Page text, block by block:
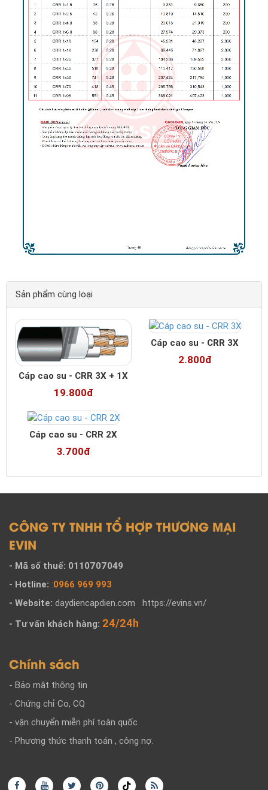
Sản phẩm cùng loại
Cáp cao su - CRR 3X + 1X
19.800đ
Cáp cao su - CRR 3X
2.800đ
Cáp cao su - CRR 2X
3.700đ
CÔNG TY TNHH TỔ HỢP THƯƠNG MẠI
EVIN
- Mã số thuế: 0110707049
- Hotline: :0966 969 993
- Website: daydiencapdien.com https://evins.vn/
- Tư vấn khách hàng: 24/24h
Chính sách
- Bảo mật thông tin
- Chứng chỉ Co, CQ
- vận chuyển miễn phí toàn quốc
- Phương thức thanh toán , công nợ.